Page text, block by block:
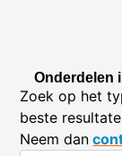
Onderdelen
Zoek op het
beste
Neem dan